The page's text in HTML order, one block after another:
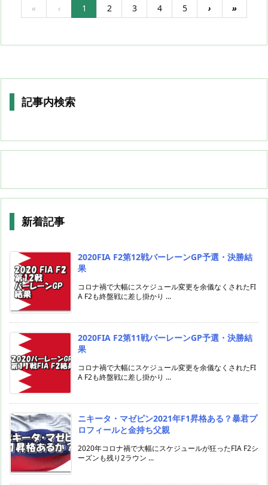
« ‹ 1 2 3 4 5 › »
記事内検索
新着記事
2020FIA F2第12戦バーレーンGP予選・決勝結
果
コロナ禍で大幅にスケジュール変更を余儀なくされたFI
A F2も終盤戦に差し掛かり ...
2020FIA F2第11戦バーレーンGP予選・決勝結
果
コロナ禍で大幅にスケジュール変更を余儀なくされたFI
A F2も終盤戦に差し掛かり ...
ニキータ・マゼピン2021年F1昇格ある？暴君プ
ロフィールと金持ち父親
2020年コロナ禍で大幅にスケジュールが狂ったFIA F2シ
ーズンも残り2ラウン ...